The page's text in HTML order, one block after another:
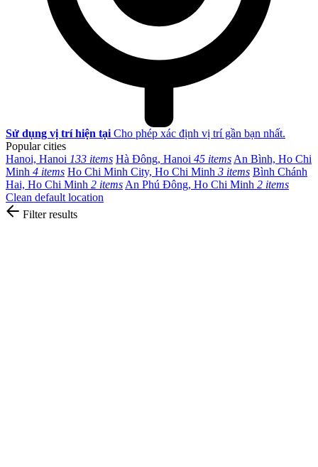
Sử dụng vị trí hiện tại Cho phép xác định vị trí gần bạn nhất.
Popular cities
Hanoi, Hanoi 133 items Hà Đông, Hanoi 45 items An Bình, Ho Chi
Minh 4 items Ho Chi Minh City, Ho Chi Minh 3 items Bình Chánh
Hai, Ho Chi Minh 2 items An Phú Đông, Ho Chi Minh 2 items
Clean default location
Filter results